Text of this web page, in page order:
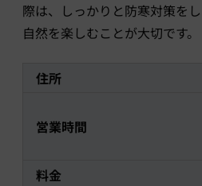
際は、しっかりと防寒対策を
自然を楽しむことが大切です。
住所
営業時間
料金